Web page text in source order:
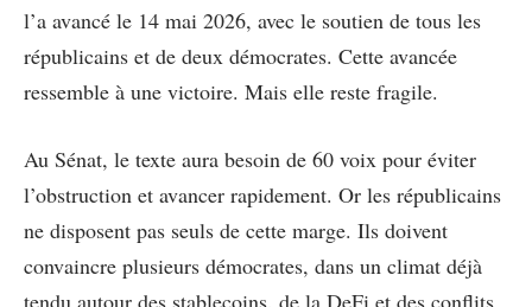
l’a avancé le 14 mai 2026, avec le soutien de tous les
républicains et de deux démocrates. Cette avancée
ressemble à une victoire. Mais elle reste fragile.
Au Sénat, le texte aura besoin de 60 voix pour éviter
l’obstruction et avancer rapidement. Or les républicains
ne disposent pas seuls de cette marge. Ils doivent
convaincre plusieurs démocrates, dans un climat déjà